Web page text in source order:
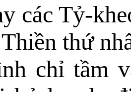
các Tỷ-
thứ
chỉ tầm